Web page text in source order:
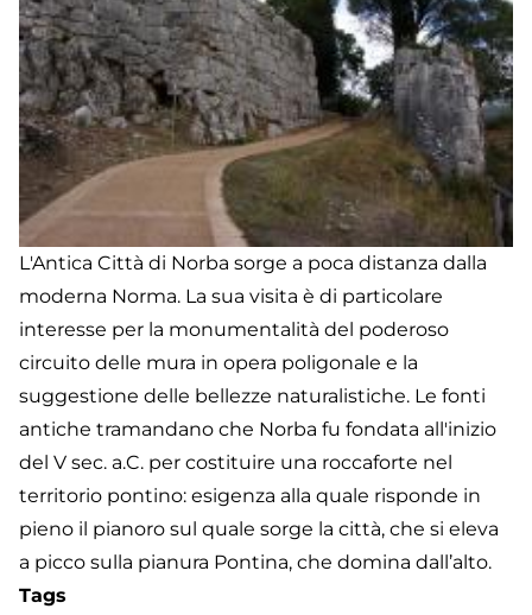
L'Antica Città di Norba sorge a poca distanza dalla
moderna Norma. La sua visita è di particolare
interesse per la monumentalità del poderoso
circuito delle mura in opera poligonale e la
suggestione delle bellezze naturalistiche. Le fonti
antiche tramandano che Norba fu fondata all'inizio
del V sec. a.C. per costituire una roccaforte nel
territorio pontino: esigenza alla quale risponde in
pieno il pianoro sul quale sorge la città, che si eleva
a picco sulla pianura Pontina, che domina dall’alto.
Tags